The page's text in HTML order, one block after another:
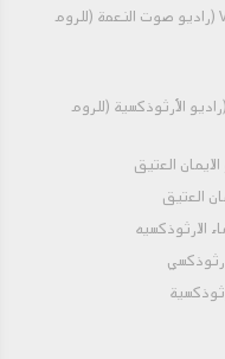
Voice of Grace Radio (Greek Orthodox) (راديو صوت النعمة (للروم
Orthodoxiya Arabic (Greek Orthodox) (راديو الأرثوذكسية (للروم